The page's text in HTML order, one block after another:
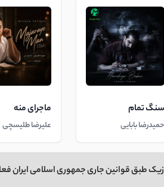
سنگ تمام
حمیدرضا بابایی
ماجرای منه
علیرضا طلیسچی
طبق قوانین جاری جمهوری اسلامی ایران